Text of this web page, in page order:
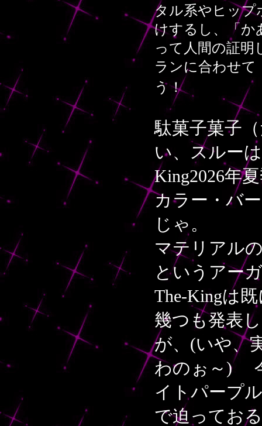
タル系やヒップ
けするし、「か
って人間の証
ランに合わせて
う！
駄菓子菓子
い、スルー
King2026年
カラー・バ
じゃ。
マテリアル
というアー
The-Kingは
幾つも発表
が、(いや、
わのぉ～)
イトパープ
で迫ってお